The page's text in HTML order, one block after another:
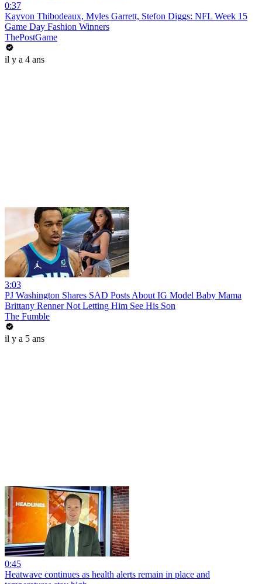
0:37
Kayvon Thibodeaux, Myles Garrett, Stefon Diggs: NFL Week 15
Game Day Fashion Winners
ThePostGame
il y a 4 ans
3:03
PJ Washington Shares SAD Posts About IG Model Baby Mama
Brittany Renner Not Letting Him See His Son
The Fumble
il y a 5 ans
0:45
Heatwave continues as health alerts remain in place and